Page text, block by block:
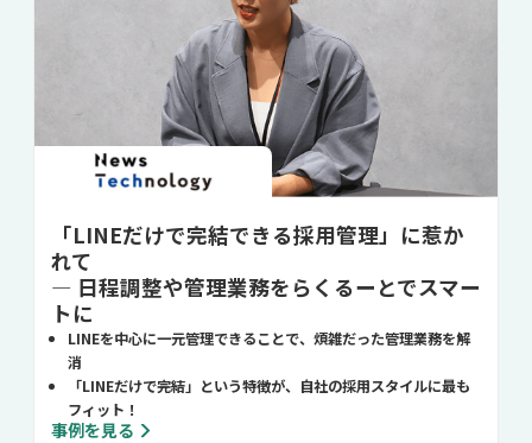
「LINEだけで完結できる採用管理」に惹か
れて
― 日程調整や管理業務をらくるーとでスマー
トに
LINEを中心に一元管理できることで、煩雑だった管理業務を解
消
「LINEだけで完結」という特徴が、自社の採用スタイルに最も
フィット！
事例を見る